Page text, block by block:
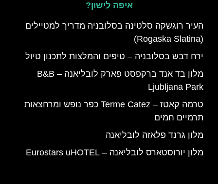
איפה לישון?
העיר רוגשקה סלטינה בסלובניה מדריך למטיילים
(Rogaska Slatina)
ירח דבש בסלובניה – טיפים והמלצות לתכנון טיול
מלון בד אנד ברקפסט פארק לובליאנה – B&B
Ljubljana Park
טרמה קאטז – Terme Catez כפר נופש ומרחצאות
תרמיים חמים
מלון גרנד פלאזה לובליאנה
מלון יורוסטארס לובליאנה – Eurostars uHOTEL